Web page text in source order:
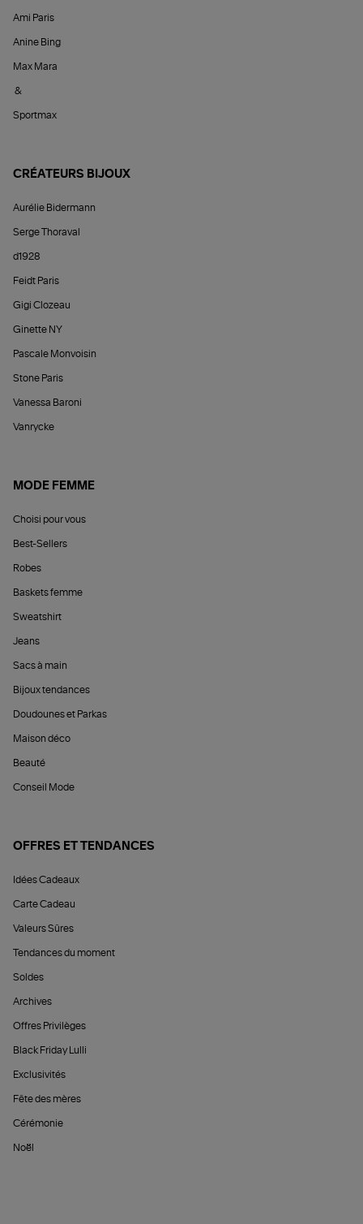
Ami Paris
Anine Bing
Max Mara
&
Sportmax
CRÉATEURS BIJOUX
Aurélie Bidermann
Serge Thoraval
d1928
Feidt Paris
Gigi Clozeau
Ginette NY
Pascale Monvoisin
Stone Paris
Vanessa Baroni
Vanrycke
MODE FEMME
Choisi pour vous
Best-Sellers
Robes
Baskets femme
Sweatshirt
Jeans
Sacs à main
Bijoux tendances
Doudounes et Parkas
Maison déco
Beauté
Conseil Mode
OFFRES ET TENDANCES
Idées Cadeaux
Carte Cadeau
Valeurs Sûres
Tendances du moment
Soldes
Archives
Offres Privilèges
Black Friday Lulli
Exclusivités
Fête des mères
Cérémonie
Noël